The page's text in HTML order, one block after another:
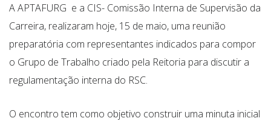
A APTAFURG e a CIS- Comissão Interna de Supervisão da
Carreira, realizaram hoje, 15 de maio, uma reunião
preparatória com representantes indicados para compor
o Grupo de Trabalho criado pela Reitoria para discutir a
regulamentação interna do RSC.
O encontro tem como objetivo construir uma minuta inicial